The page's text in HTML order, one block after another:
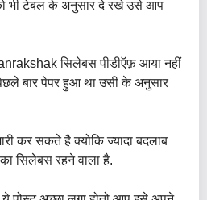
भी टेबल के अनुसार दे रखे उसे आप
सिलेबस पीडीऍफ़ आया नहीं
बार पेपर हुआ था उसी के अनुसार
कर सकते है क्योकि ज्यादा बदलाब
का सिलेबस रहने वाला है.